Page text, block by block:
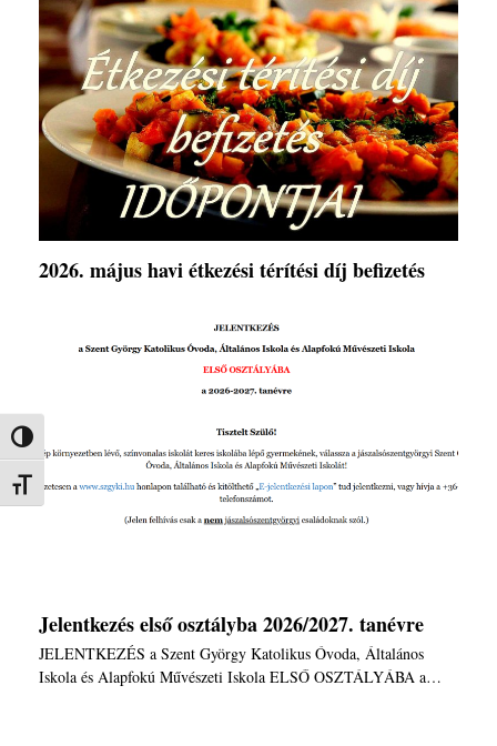
Nagy kontraszt váltása
Betűméret váltása
2026. május havi étkezési térítési díj befizetés
Jelentkezés első osztályba 2026/2027. tanévre
JELENTKEZÉS a Szent György Katolikus Óvoda, Általános
Iskola és Alapfokú Művészeti Iskola ELSŐ OSZTÁLYÁBA a…